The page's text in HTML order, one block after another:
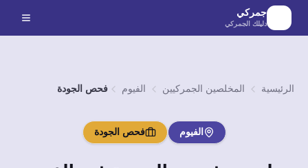
الانتقال إلى المحتوى الرئيسي
جمركي
دليلك الجمركي
الرئيسية المخلصين الجمركيين الفيوم فحص الجودة
الفيوم فحص الجودة